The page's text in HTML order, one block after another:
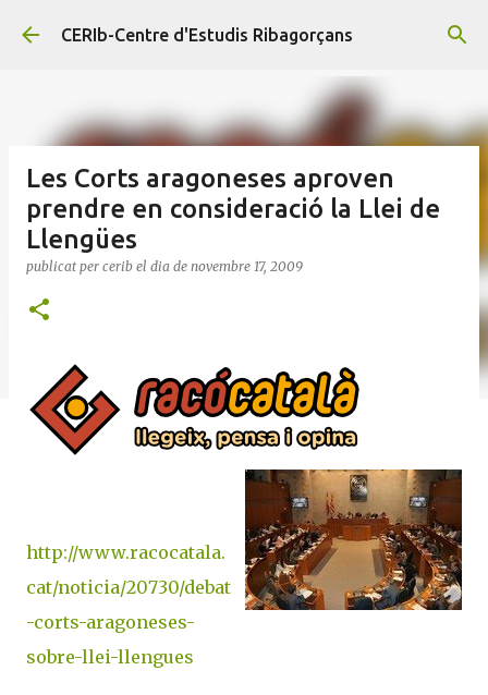
Salta al contingut principal
CERIb-Centre d'Estudis Ribagorçans
Les Corts aragoneses aproven
prendre en consideració la Llei de
Llengües
publicat per cerib el dia de novembre 17, 2009
http://www.racocatala.
cat/noticia/20730/debat
-corts-aragoneses-
sobre-llei-llengues